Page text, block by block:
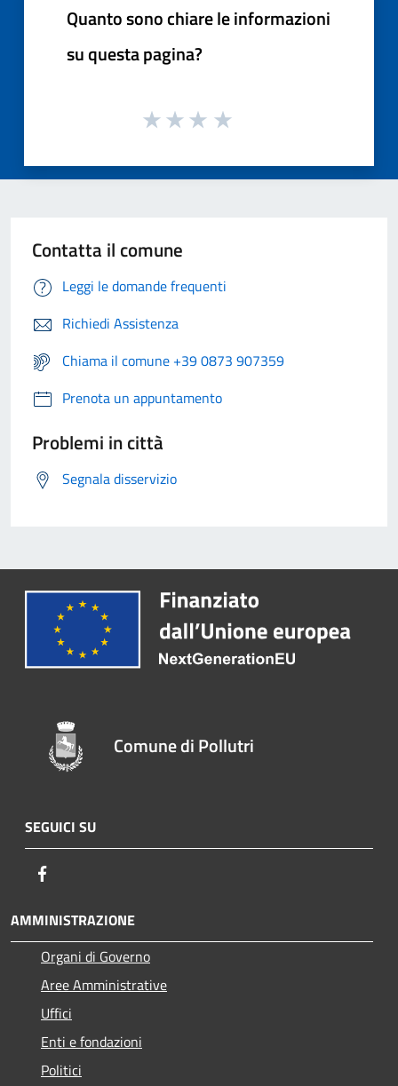
Quanto sono chiare le informazioni
su questa pagina?
Contatta il comune
Leggi le domande frequenti
Richiedi Assistenza
Chiama il comune +39 0873 907359
Prenota un appuntamento
Problemi in città
Segnala disservizio
Comune di Pollutri
SEGUICI SU
AMMINISTRAZIONE
Organi di Governo
Aree Amministrative
Uffici
Enti e fondazioni
Politici